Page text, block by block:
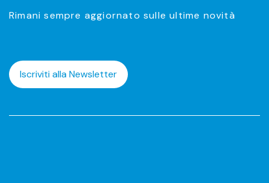
Rimani sempre aggiornato sulle ultime novità
Iscriviti alla Newsletter